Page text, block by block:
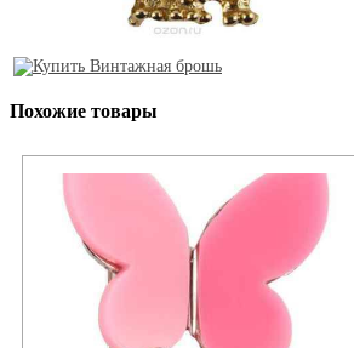
Похожие товары